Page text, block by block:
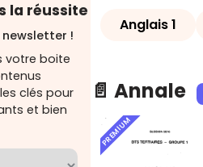
la réussite
!
votre boite
clés pour
et bien
Anglais 1
📄 Annale
PREMIUM